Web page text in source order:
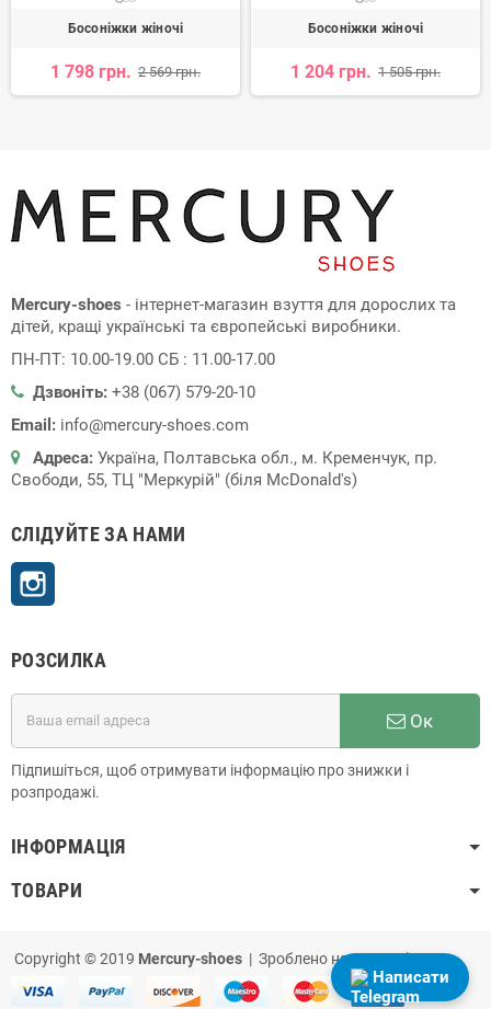
Босоніжки жіночі
1 798 грн. 2 569 грн.
Босоніжки жіночі
1 204 грн. 1 505 грн.
Mercury-shoes - інтернет-магазин взуття для дорослих та
дітей, кращі українські та європейські виробники.
ПН-ПТ: 10.00-19.00 СБ : 11.00-17.00
Дзвоніть: +38 (067) 579-20-10
Email: info@mercury-shoes.com
Адреса: Україна, Полтавська обл., м. Кременчук, пр.
Свободи, 55, ТЦ "Меркурій" (біля McDonald's)
СЛІДУЙТЕ ЗА НАМИ
РОЗСИЛКА
Ок
Підпишіться, щоб отримувати інформацію про знижки і
розпродажі.
ІНФОРМАЦІЯ
ТОВАРИ
Copyright © 2019 Mercury-shoes | Зроблено наPrestaShop
Написати